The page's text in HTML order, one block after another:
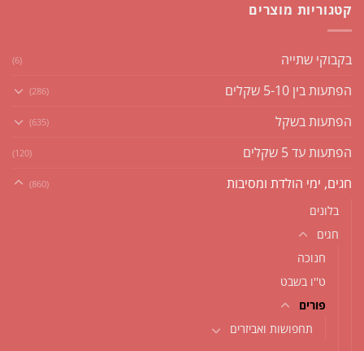
קטגוריות מוצרים
בקבוקי שתייה (6)
הפתעות בין 5-10 שקלים (286)
הפתעות בשקל (635)
הפתעות עד 5 שקלים (120)
חגים, ימי הולדת ומסיבות (860)
בלונים
חגים
חנוכה
ט''ו בשבט
פורים
תחפושות ואביזרים